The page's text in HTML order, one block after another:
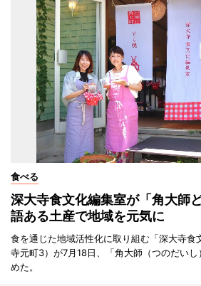
食べる
深大寺食文化編集室が「角大
語ある土産で地域を元気に
食を通じた地域活性化に取り組む「深大寺食
寺元町3）が7月18日、「角大師（つのだい
めた。